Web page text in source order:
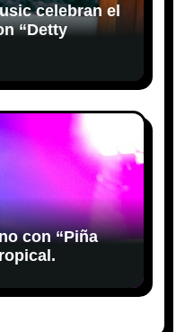
celebran el
“Detty
con “Piña